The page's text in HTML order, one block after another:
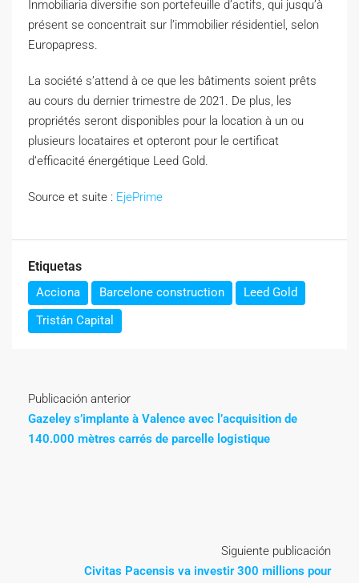
Inmobiliaria diversifie son portefeuille d’actifs, qui jusqu’à
présent se concentrait sur l’immobilier résidentiel, selon
Europapress.
La société s’attend à ce que les bâtiments soient prêts
au cours du dernier trimestre de 2021. De plus, les
propriétés seront disponibles pour la location à un ou
plusieurs locataires et opteront pour le certificat
d’efficacité énergétique Leed Gold.
Source et suite : EjePrime
Etiquetas
Acciona Barcelone construction
Leed Gold
Tristán Capital
Publicación anterior
Gazeley s’implante à Valence avec l’acquisition de
140.000 mètres carrés de parcelle logistique
Siguiente publicación
Civitas Pacensis va investir 300 millions pour